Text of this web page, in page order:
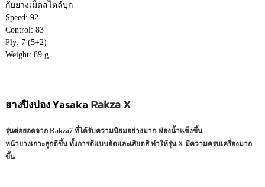
กับยางเม็ดสไตล์บุก
Speed: 92
Control: 83
Ply: 7 (5+2)
Weight: 89 g
ยางปิงปอง Yasaka Rakza X
รุ่นต่อยอดจาก Rakza7 ที่ได้รับความนิยมอย่างมาก ฟองน้ำแข็งขึ้น
หน้ายางเกาะลูกดีขึ้น ทั้งการตีแบบอัดและเสียดสี ทำให้รุ่น X มีความครบเครื่องมาก
ขึ้น